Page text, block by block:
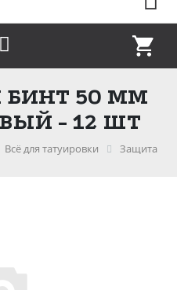
50 ММ
- 12 ШТ
Всё для татуировки Защита